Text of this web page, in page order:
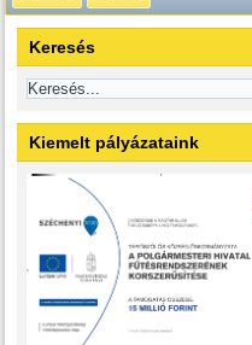
Keresés
Kiemelt pályázataink